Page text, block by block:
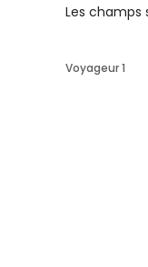
Les champs
Voyageur 1